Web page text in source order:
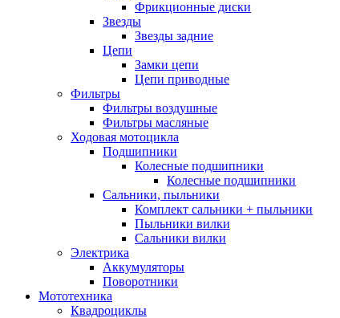
Фрикционные диски
Звезды
Звезды задние
Цепи
Замки цепи
Цепи приводные
Фильтры
Фильтры воздушные
Фильтры масляные
Ходовая мотоцикла
Подшипники
Колесные подшипники
Колесные подшипники
Сальники, пыльники
Комплект сальники + пыльники
Пыльники вилки
Сальники вилки
Электрика
Аккумуляторы
Поворотники
Мототехника
Квадроциклы